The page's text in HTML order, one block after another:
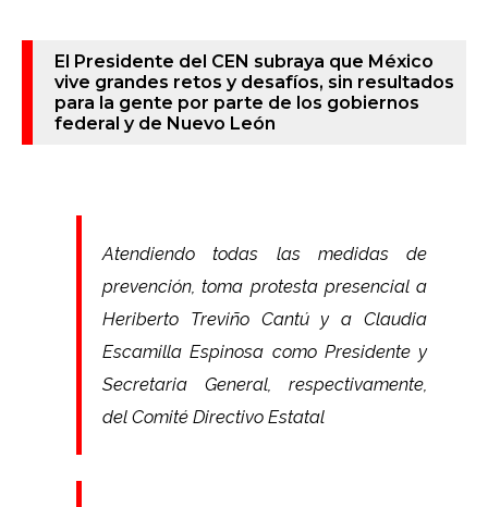
El Presidente del CEN subraya que México
vive grandes retos y desafíos, sin resultados
para la gente por parte de los gobiernos
federal y de Nuevo León
Atendiendo todas las medidas de
prevención, toma protesta presencial a
Heriberto Treviño Cantú y a Claudia
Escamilla Espinosa como Presidente y
Secretaria General, respectivamente,
del Comité Directivo Estatal